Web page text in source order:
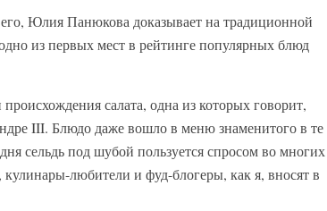
Юлия Панюкова доказывает на традиционной
из первых мест в рейтинге популярных блюд
происхождения салата, одна из которых говорит,
III. Блюдо даже вошло в меню знаменитого в те
сельдь под шубой пользуется спросом во многих
любители и фуд-блогеры, как я, вносят в